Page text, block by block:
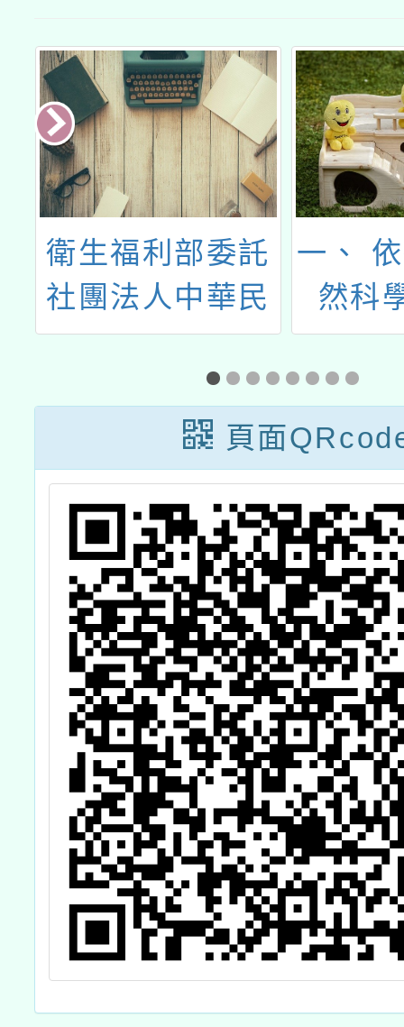
衛生福利部委託
社團法人中華民
國牙醫師公會全
國聯合會（以下
簡稱牙醫全聯
會）辦理「2026
年全國暨各縣市
國小學童校園口
腔保健潔牙觀摩
暨推廣海報」活
動及「2026年全
國暨各縣市國小
學童潔牙微電影
觀摩」活動
一、
然科
112年
館自
函辦
旨揭
括
急」
機」
零」
匯、
運輸
及碳
念。
期間
月7日
日於旨
頁面